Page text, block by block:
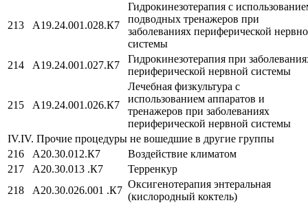
213 A19.24.001.028.К7
Гидрокинезотерапия с
подводных тренажеров при
заболеваниях периферической
системы
214
A19.24.001.027.К7
Гидрокинезотерапия при
периферической нервной системы
215 A19.24.001.026.К7
Лечебная физкультура с
использованием аппаратов и
тренажеров при заболеваниях
периферической нервной системы
IV.IV. Прочие процедуры не вошедшие в другие группы
216
A20.30.012.К7
Воздействие климатом
217
A20.30.013 .К7
Терренкур
218
A20.30.026.001 .К7
Оксигенотерапия энтеральная
(кислородный коктель)